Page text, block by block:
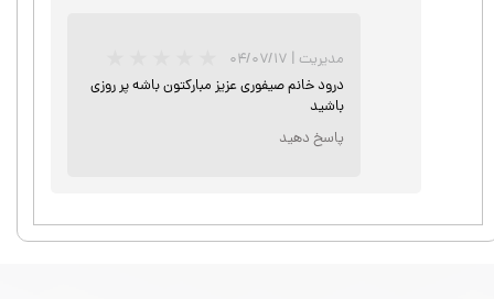
مدیریت | ۰۴/۰۷/۱۷
درود خانم صیفوری عزیز مبارکتون باشه پر روزی
باشید
پاسخ دهید